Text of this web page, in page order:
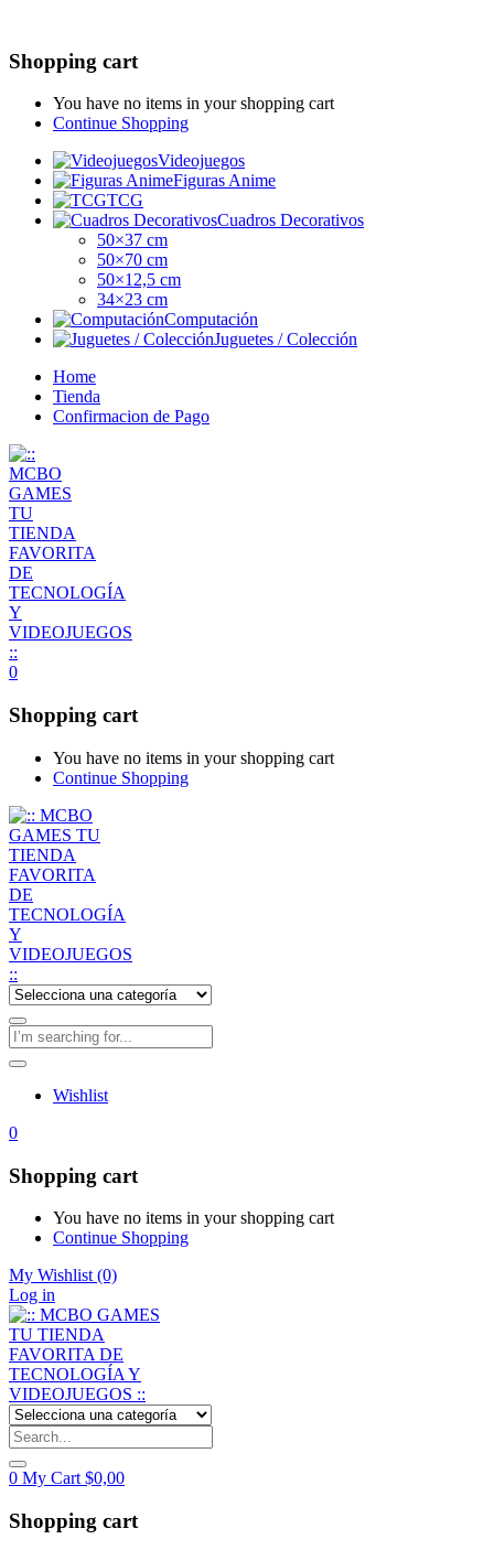
Shopping cart
You have no items in your shopping cart
Continue Shopping
Videojuegos
Figuras Anime
TCG
Cuadros Decorativos
50×37 cm
50×70 cm
50×12,5 cm
34×23 cm
Computación
Juguetes / Colección
Home
Tienda
Confirmacion de Pago
0
Shopping cart
You have no items in your shopping cart
Continue Shopping
Wishlist
0
Shopping cart
You have no items in your shopping cart
Continue Shopping
My Wishlist (0)
Log in
0 My Cart $0,00
Shopping cart